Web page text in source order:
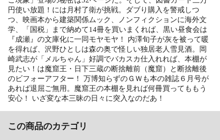
円使い放題！には月村了衛が挑戦。ダブり購入を警戒しつ
つ、映画本から建築関係ムック、ノンフィクションに海外文
学、「国税」まで納めて14冊を買いまくれば、黒い昼食会は
『成瀬』の文庫化に一同モヤモヤ！ 内澤旬子が灰を被って暖
を得れば、沢野ひとしは森の奥で怪しい独居老人雪見酒。岡
崎武志が「メルちゃん」好調でバカスカ仕入れれば、本棚が
見たい！は魔窟王・日下三蔵の断捨離前（魔窟）と断捨離後
のビフォーアフター！ 万博知らずのＧＷも本の雑誌６月号が
あれば退屈ご無用。魔窟王の本棚を見れば何冊買ってももう
安心！ いざ変な本三昧の日々に突入なのだあ！
この商品のカテゴリ